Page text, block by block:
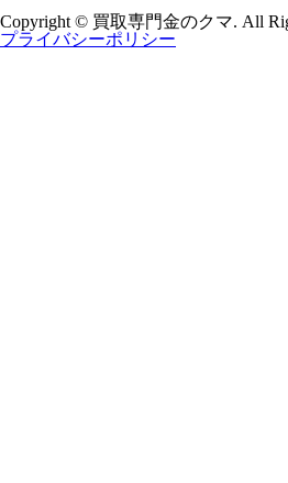
Copyright © 買取専門金のクマ. All
プライバシーポリシー